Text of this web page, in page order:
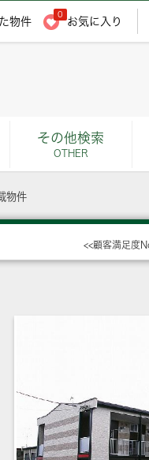
物件
0
お気に入り
その他検索
OTHER
物件
<<顧客満足度